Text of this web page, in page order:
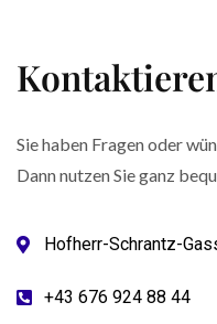
Sie haben Fragen oder
Dann nutzen Sie ganz
Hofherr-Schrantz-
+43 676 924 88 44